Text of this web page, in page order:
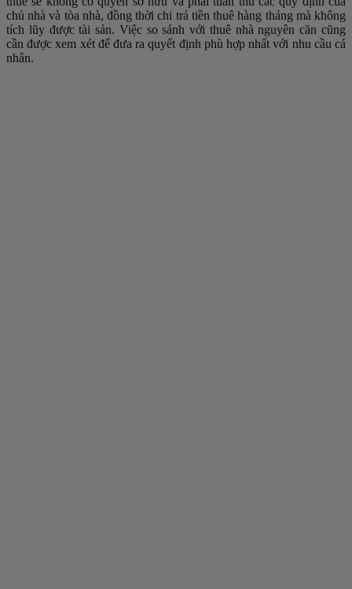
chủ nhà và tòa nhà, đồng thời chi trả tiền thuê hàng tháng mà không
tích lũy được tài sản. Việc so sánh với thuê nhà nguyên căn cũng
cần được xem xét để đưa ra quyết định phù hợp nhất với nhu cầu cá
nhân.